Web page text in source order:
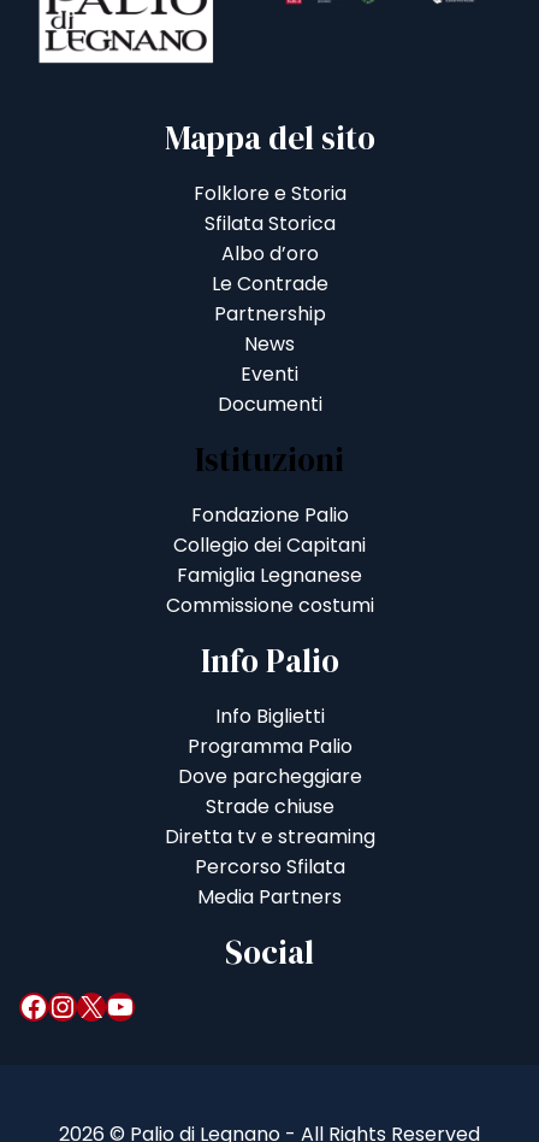
Mappa del sito
Folklore e Storia
Sfilata Storica
Albo d’oro
Le Contrade
Partnership
News
Eventi
Documenti
Istituzioni
Fondazione Palio
Collegio dei Capitani
Famiglia Legnanese
Commissione costumi
Info Palio
Info Biglietti
Programma Palio
Dove parcheggiare
Strade chiuse
Diretta tv e streaming
Percorso Sfilata
Media Partners
Social
Facebook InstagramX YouTube
2026 © Palio di Legnano - All Rights Reserved